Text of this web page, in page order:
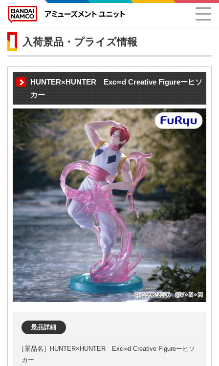
入荷景品・プライズ情報
HUNTER×HUNTER Exc∞d Creative Figureーヒソ
カー
景品詳細
HUNTER×HUNTER Exc∞d Creative Figureーヒソ
カー